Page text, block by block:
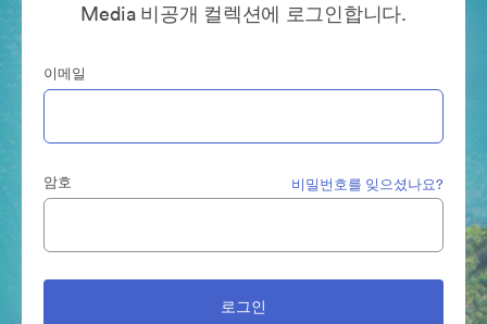
Media 비공개 컬렉션에 로그인합니다.
이메일
암호 비밀번호를 잊으셨나요?